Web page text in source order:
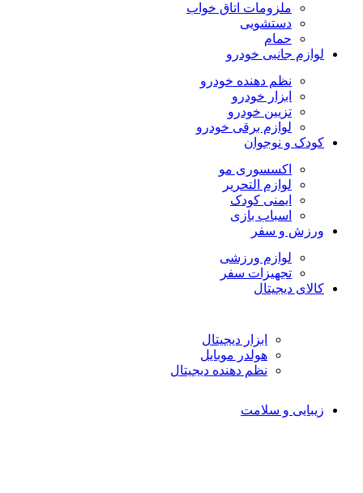
ملزومات اتاق خواب
دستشویی
حمام
لوازم جانبی خودرو
نظم دهنده خودرو
ابزار خودرو
تزیین خودرو
لوازم برقی خودرو
کودک و نوجوان
اکسسوری مو
لوازم التحریر
ایمنی کودک
اسباب بازی
ورزش و سفر
لوازم ورزشی
تجهیزات سفر
کالای دیجیتال
ابزار دیجیتال
هولدر موبایل
نظم دهنده دیجیتال
زیبایی و سلامت